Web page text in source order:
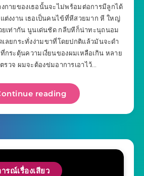
งกายของเธอนั้นจะไม่พร้อมต่อการมีลูกได้
แต่งงาน เธอเป็นคนไข้ที่หีสวยมาก หี ใหญ่
เท่ากัน นูนเด่นชัด กลีบหีก็น่าทะนุถนอม
ลยกระทั่งง่ามขาที่โดยปกติแล้วมันจะดำ
กระตุ้นความเงี่ยนของผมเหลือเกิน หลาย
รวจ ผมจะต้องข่มอาการเอาไว้…
reading
รณ์เรื่องเสียว